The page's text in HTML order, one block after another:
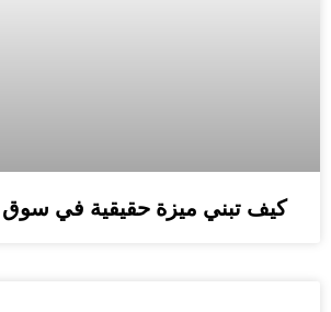
كيف تبني ميزة حقيقية في سوق